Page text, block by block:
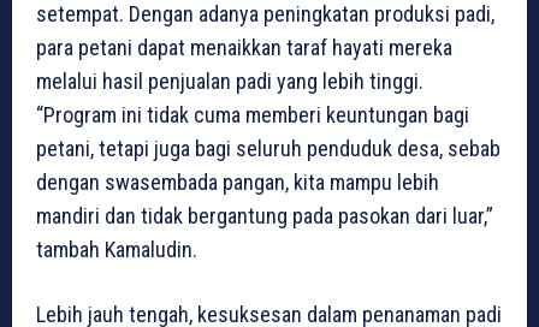
setempat. Dengan adanya peningkatan produksi padi,
para petani dapat menaikkan taraf hayati mereka
melalui hasil penjualan padi yang lebih tinggi.
“Program ini tidak cuma memberi keuntungan bagi
petani, tetapi juga bagi seluruh penduduk desa, sebab
dengan swasembada pangan, kita mampu lebih
mandiri dan tidak bergantung pada pasokan dari luar,”
tambah Kamaludin.
Lebih jauh tengah, kesuksesan dalam penanaman padi